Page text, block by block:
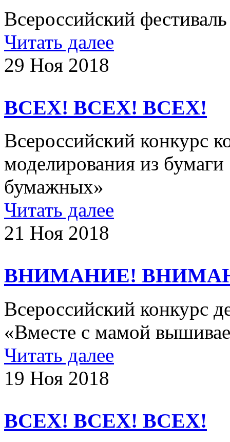
Всероссийский
Читать далее
29 Ноя 2018
ВСЕХ! ВСЕХ! ВСЕХ!
Всероссийский конкурс
моделирования из
бумажных»
Читать далее
21 Ноя 2018
ВНИМАНИЕ!
Всероссийский конкурс
«Вместе с мамой
Читать далее
19 Ноя 2018
ВСЕХ! ВСЕХ! ВСЕХ!